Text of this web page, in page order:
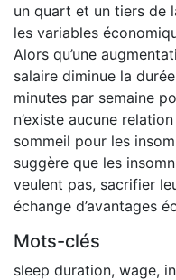
un quart et un tiers de
les variables
Alors qu’une
salaire diminue la
minutes par semaine
n’existe aucune
sommeil pour les
suggère que les
veulent pas, sacrifier
échange d’avantages
Mots-clés
sleep duration, wage,